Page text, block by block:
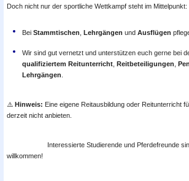
Doch nicht nur der sportliche Wettkampf steht im Mittelpunkt:
Bei Stammtischen Lehrgängen und Ausflügen
Wir sind gut vernetzt und unterstützen euch gerne bei
qualifiziertem Reitunterricht Reitbeteiligungen
Lehrgängen
⚠️ Hinweis: Eine eigene Reitausbildung oder Reitunterricht
derzeit nicht anbieten.
Interessierte Studierende und Pferdefreunde sind
willkommen!